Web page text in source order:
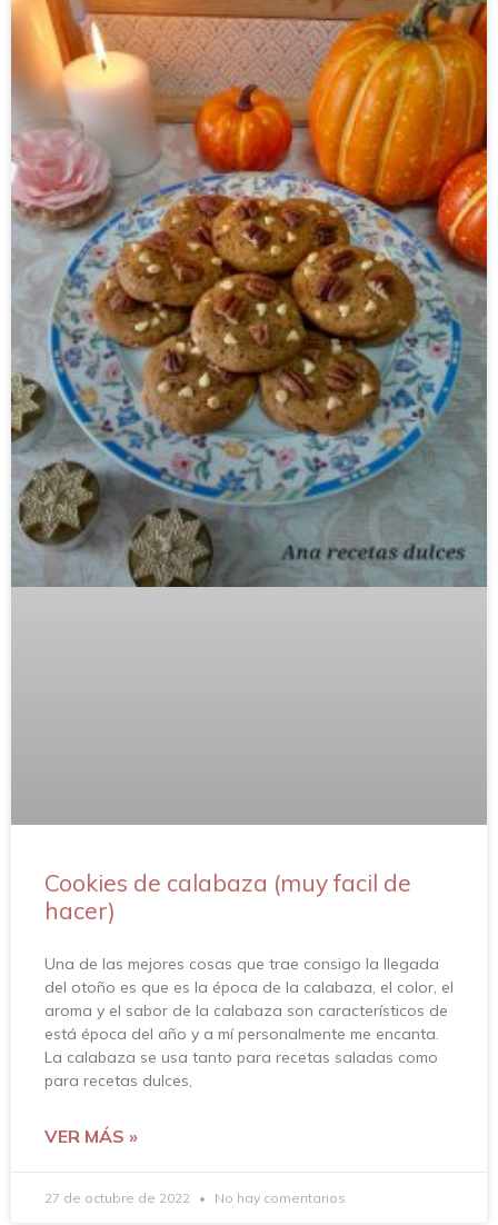
Cookies de calabaza (muy facil de
hacer)
Una de las mejores cosas que trae consigo la llegada
del otoño es que es la época de la calabaza, el color, el
aroma y el sabor de la calabaza son característicos de
está época del año y a mí personalmente me encanta.
La calabaza se usa tanto para recetas saladas como
para recetas dulces,
VER MÁS »
27 de octubre de 2022 No hay comentarios